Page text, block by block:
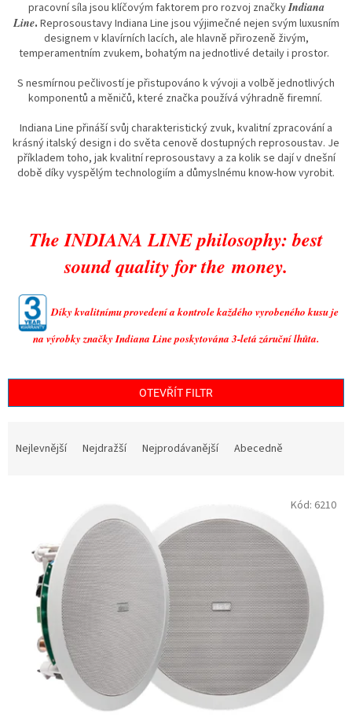
pracovní síla jsou klíčovým faktorem pro rozvoj značkyIndiana
Line. Reprosoustavy Indiana Line jsou výjimečné nejen svým luxusním
designem v klavírních lacích, ale hlavně přirozeně živým,
temperamentním zvukem, bohatým na jednotlivé detaily i prostor.
S nesmírnou pečlivostí je přistupováno k vývoji a volbě jednotlivých
komponentů a měničů, které značka používá výhradně firemní.
Indiana Line přináší svůj charakteristický zvuk, kvalitní zpracování a
krásný italský design i do světa cenově dostupných reprosoustav. Je
příkladem toho, jak kvalitní reprosoustavy a za kolik se dají v dnešní
době díky vyspělým technologiím a důmyslnému know-how vyrobit.
The INDIANA LINE philosophy: best
sound quality for themoney.
Díky kvalitnímu provedení a kontrole každého vyrobeného kusu je
na výrobky značky Indiana Line poskytována 3-letá záruční lhůta.
OTEVŘÍT FILTR
Nejlevnější Nejdražší Nejprodávanější Abecedně
Kód: 6210